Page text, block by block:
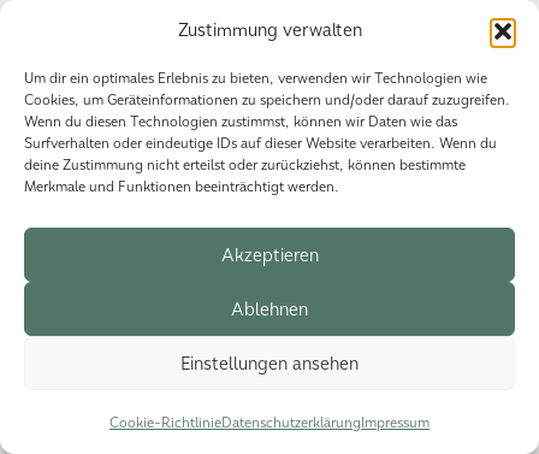
Zustimmung verwalten
Um dir ein optimales Erlebnis zu bieten, verwenden wir Technologien wie
Cookies, um Geräteinformationen zu speichern und/oder darauf zuzugreifen.
Wenn du diesen Technologien zustimmst, können wir Daten wie das
Surfverhalten oder eindeutige IDs auf dieser Website verarbeiten. Wenn du
deine Zustimmung nicht erteilst oder zurückziehst, können bestimmte
Merkmale und Funktionen beeinträchtigt werden.
Akzeptieren
Ablehnen
Einstellungen ansehen
Cookie-RichtlinieDatenschutzerklärung Impressum
© 2026 HSG Events.